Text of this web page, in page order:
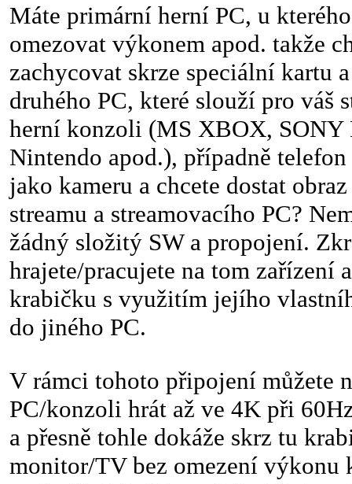
Máte primární herní PC, u
omezovat výkonem apod. takže
zachycovat skrze speciální kartu
druhého PC, které slouží pro váš
herní konzoli (MS XBOX, SONY
Nintendo apod.), případně
jako kameru a chcete dostat
streamu a streamovacího PC?
žádný složitý SW a propojení.
hrajete/pracujete na tom zařízení
krabičku s využitím jejího
do jiného PC.
V rámci tohoto připojení můžete
PC/konzoli hrát až ve 4K při
a přesně tohle dokáže skrz tu
monitor/TV bez omezení výkonu